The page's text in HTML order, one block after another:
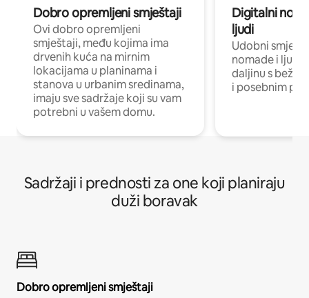
Dobro opremljeni smještaji
Ovi dobro opremljeni
smještaji, među kojima ima
drvenih kuća na mirnim
lokacijama u planinama i
stanova u urbanim sredinama,
imaju sve sadržaje koji su vam
potrebni u vašem domu.
Digitalni
ljudi
Udobni
nomade i ljude
daljinu s
i posebnim
Sadržaji i prednosti za one koji planiraju
duži boravak
Dobro opremljeni smještaji